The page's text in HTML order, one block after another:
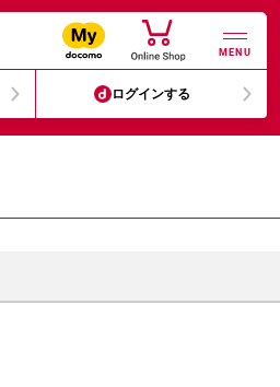
MENU
ログインする